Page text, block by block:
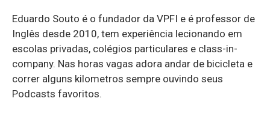
Eduardo Souto é o fundador da VPFI e é professor de
Inglês desde 2010, tem experiência lecionando em
escolas privadas, colégios particulares e class-in-
company. Nas horas vagas adora andar de bicicleta e
correr alguns kilometros sempre ouvindo seus
Podcasts favoritos.